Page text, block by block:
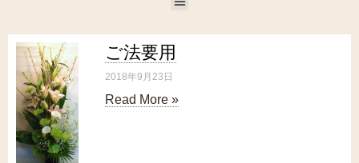
ご法要用
2018年9月23日
Read More »